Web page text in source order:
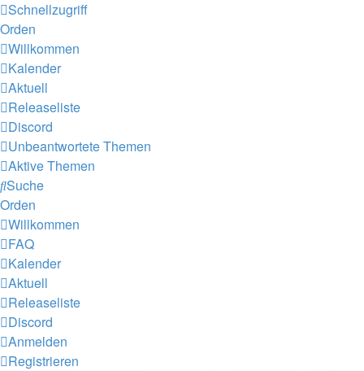
Schnellzugriff
Orden
Willkommen
Kalender
Aktuell
Releaseliste
Discord
Unbeantwortete Themen
Aktive Themen
Suche
Orden
Willkommen
FAQ
Kalender
Aktuell
Releaseliste
Discord
Anmelden
Registrieren